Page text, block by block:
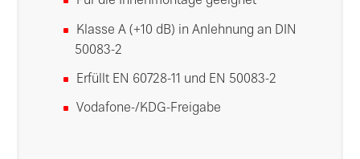
Klasse A (+10 dB) in Anlehnung an DIN
50083-2
Erfüllt EN 60728-11 und EN 50083-2
Vodafone-/KDG-Freigabe